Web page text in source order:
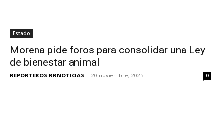
Estado
Morena pide foros para consolidar una Ley
de bienestar animal
REPORTEROS RRNOTICIAS - 20 noviembre, 2025 0